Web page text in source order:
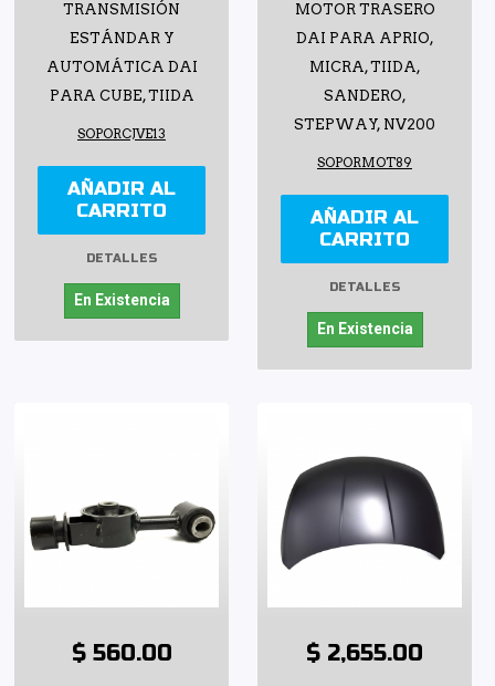
TRANSMISIÓN
ESTÁNDAR Y
AUTOMÁTICA DAI
PARA CUBE, TIIDA
SOPORCJVE13
AÑADIR AL
CARRITO
DETALLES
En Existencia
MOTOR TRASERO
DAI PARA APRIO,
MICRA, TIIDA,
SANDERO,
STEPWAY, NV200
SOPORMOT89
AÑADIR AL
CARRITO
DETALLES
En Existencia
$ 560.00 $ 2,655.00